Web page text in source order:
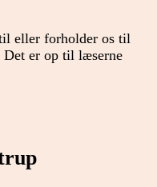
eller forholder os til
er op til læserne